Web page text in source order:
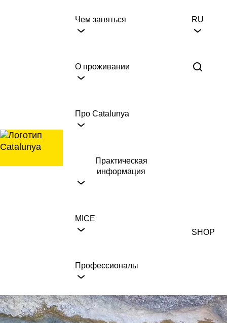
Чем заняться
О проживании
Про Catalunya
Практическая
информация
MICE
Профессионалы
RU
SHOP